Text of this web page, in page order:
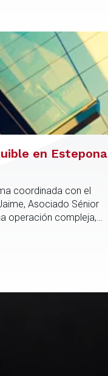
en Estepona
coordinada con el
Asociado Sénior
operación compleja,